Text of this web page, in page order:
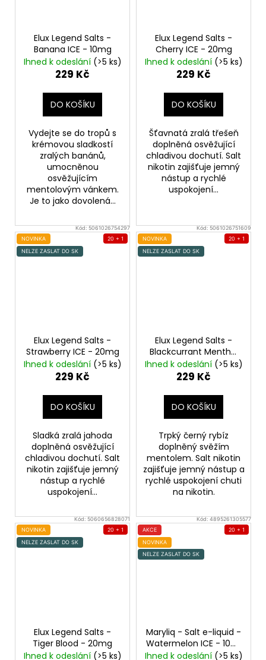
Elux Legend Salts -
Banana ICE - 10mg
Ihned k odeslání (>5 ks)
229 Kč
DO KOŠÍKU
Vydejte se do tropů s
krémovou sladkostí
zralých banánů,
umocněnou
osvěžujícím
mentolovým vánkem.
Je to jako dovolená...
Elux Legend Salts -
Cherry ICE - 20mg
Ihned k odeslání (>5 ks)
229 Kč
DO KOŠÍKU
Šťavnatá zralá třešeň
doplněná osvěžující
chladivou dochutí. Salt
nikotin zajišťuje jemný
nástup a rychlé
uspokojení...
Kód:5061026754297
NOVINKA
NELZE ZASLAT DO SK
20 + 1
Elux Legend Salts -
Strawberry ICE - 20mg
Ihned k odeslání (>5 ks)
229 Kč
DO KOŠÍKU
Sladká zralá jahoda
doplněná osvěžující
chladivou dochutí. Salt
nikotin zajišťuje jemný
nástup a rychlé
uspokojení...
Kód:5061026751609
NOVINKA
NELZE ZASLAT DO SK
20 + 1
Elux Legend Salts -
Blackcurrant Menthol
- 20mg
Ihned k odeslání (>5 ks)
229 Kč
DO KOŠÍKU
Trpký černý rybíz
doplněný svěžím
mentolem. Salt nikotin
zajišťuje jemný nástup a
rychlé uspokojení chuti
na nikotin.
Kód: 5060656828071
NOVINKA
NELZE ZASLAT DO SK
20 + 1
Elux Legend Salts -
Tiger Blood - 20mg
Ihned k odeslání (>5 ks)
Kód: 4895261305577
AKCE
NOVINKA
NELZE ZASLAT DO SK
20 + 1
Maryliq - Salt e-liquid -
Watermelon ICE - 10ml
- 20mgLedový
Ihned k odeslání (>5 ks)